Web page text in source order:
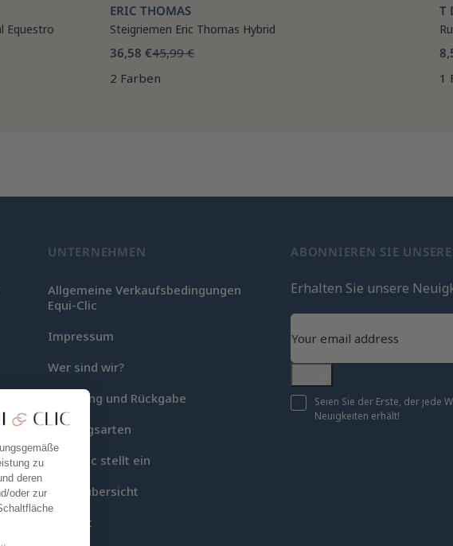
zu
deren
oder zur
Equestro
ERIC THOMAS
Steigriemen Eric Thomas Hybrid
36,58 €45,99 €
2 Farben
T
1
UNTERNEHMEN
Allgemeine Verkaufsbedingungen
Equi-Clic
Impressum
Wer sind wir?
Lieferung und Rückgabe
Zahlungsarten
Equi-Clic stellt ein
Seitenübersicht
Kontakt
ABONNIEREN SIE
Erhalten Sie unsere
Abonnieren
Seien Sie der Erste, der jede
Neuigkeiten erhält!